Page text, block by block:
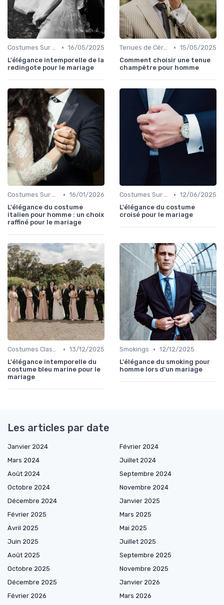
Costumes Sur Mesure • 16/05/2025
L'élégance intemporelle de la
redingote pour le mariage
Tenues de Cérémonie • 15/05/2025
Comment choisir une tenue
champêtre pour homme
Costumes Sur Mesure • 16/01/2026
L'élégance du costume
italien pour homme : un choix
raffiné pour le mariage
Costumes Sur Mesure • 12/06/2025
L'élégance du costume
croisé pour le mariage
Costumes Classiques • 13/12/2025
L'élégance intemporelle du
costume bleu marine pour le
mariage
Smokings • 12/12/2025
L'élégance du smoking pour
homme lors d'un mariage
Les articles par date
Janvier 2024
Février 2024
Mars 2024
Juillet 2024
Août 2024
Septembre 2024
Octobre 2024
Novembre 2024
Décembre 2024
Janvier 2025
Février 2025
Mars 2025
Avril 2025
Mai 2025
Juin 2025
Juillet 2025
Août 2025
Septembre 2025
Octobre 2025
Novembre 2025
Décembre 2025
Janvier 2026
Février 2026
Mars 2026